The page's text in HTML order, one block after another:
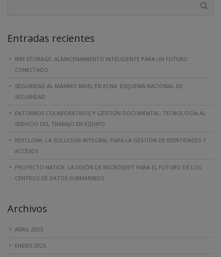
Entradas recientes
IBM STORAGE: ALMACENAMIENTO INTELIGENTE PARA UN FUTURO
CONECTADO
SEGURIDAD AL MÁXIMO NIVEL EN ECNA: ESQUEMA NACIONAL DE
SEGURIDAD
ENTORNOS COLABORATIVOS Y GESTIÓN DOCUMENTAL: TECNOLOGÍA AL
SERVICIO DEL TRABAJO EN EQUIPO
KEYCLOAK: LA SOLUCIÓN INTEGRAL PARA LA GESTIÓN DE IDENTIDADES Y
ACCESOS
PROYECTO NATICK: LA VISIÓN DE MICROSOFT PARA EL FUTURO DE LOS
CENTROS DE DATOS SUBMARINOS
Archivos
ABRIL 2025
ENERO 2025